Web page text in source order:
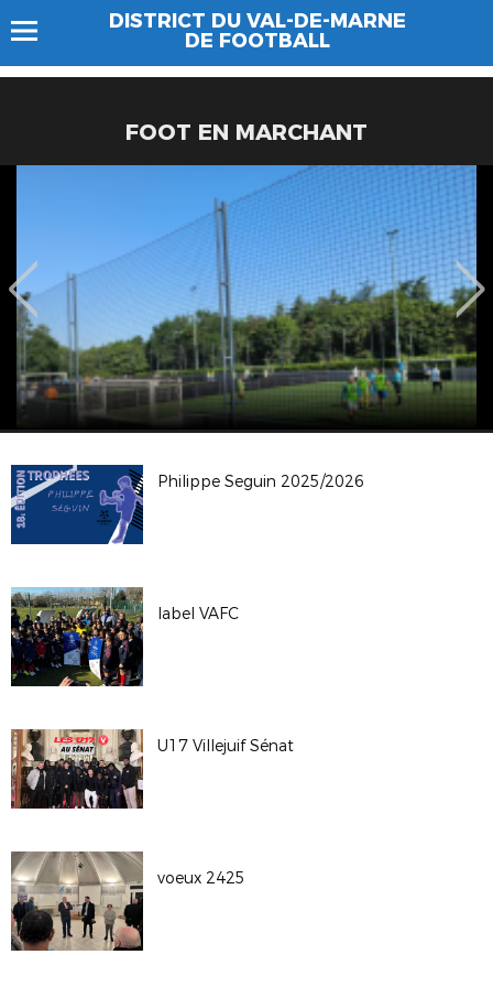
DISTRICT DU VAL-DE-MARNE
DE FOOTBALL
FOOT EN MARCHANT
Philippe Seguin 2025/2026
label VAFC
U17 Villejuif Sénat
voeux 2425